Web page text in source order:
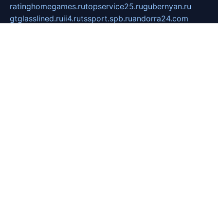
ratinghomegames.rutopservice25.rugubernyan.ru
gtglasslined.ruii4.rutssport.spb.ruandorra24.com